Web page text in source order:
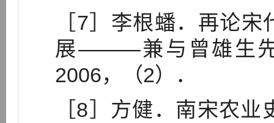
［7］李根蟠．再论
展———兼与曾雄生
2006，（2）．
［8］方健．南宋农